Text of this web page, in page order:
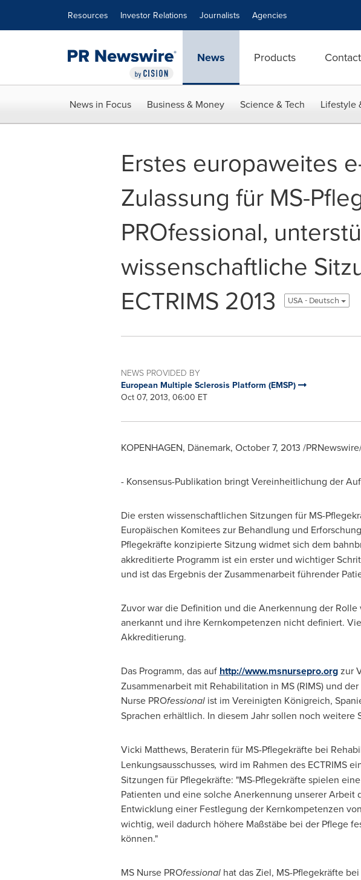
Resources Investor Relations Journalists Agencies
News Products Contact
News in Focus Business & Money Science & Tech Lifestyle
Erstes europaweites
Zulassung für MS-
PROfessional,
wissenschaftliche
ECTRIMS 2013
USA - Deutsch
NEWS PROVIDED BY
European Multiple Sclerosis Platform (EMSP)
Oct 07, 2013, 06:00 ET
KOPENHAGEN, Dänemark, October 7, 2013 /
- Konsensus-Publikation bringt Vereinheitlichung der
Die ersten wissenschaftlichen Sitzungen für MS-
Europäischen Komitees zur Behandlung und
Pflegekräfte konzipierte Sitzung widmet sich dem
akkreditierte Programm ist ein erster und wichtiger
und ist das Ergebnis der Zusammenarbeit führender
Zuvor war die Definition und die Anerkennung der
anerkannt und ihre Kernkompetenzen nicht definiert.
Akkreditierung.
Das Programm, das auf http://www.msnursepro.orgzur
Zusammenarbeit mit Rehabilitation in MS (RIMS) und
Nurse PROfessionalist im Vereinigten Königreich,
Sprachen erhältlich. In diesem Jahr sollen noch weitere
Vicki Matthews, Beraterin für MS-Pflegekräfte bei
Lenkungsausschusses, wird im Rahmen des ECTRIMS
Sitzungen für Pflegekräfte: "MS-Pflegekräfte spielen
Patienten und eine solche Anerkennung unserer Arbeit
Entwicklung einer Festlegung der Kernkompetenzen
wichtig, weil dadurch höhere Maßstäbe bei der Pflege
können."
MS Nurse PROfessionalhat das Ziel, MS-Pflegekräfte